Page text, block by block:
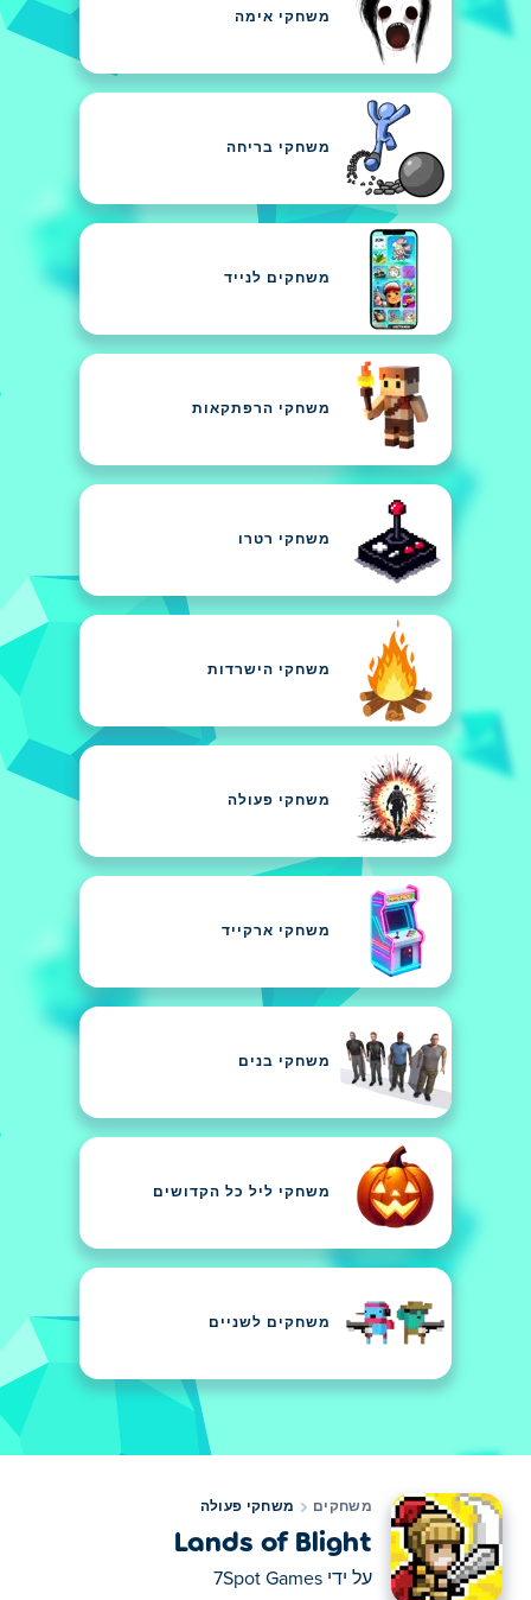
משחקי אימה
משחקי בריחה
משחקים לנייד
משחקי הרפתקאות
משחקי רטרו
משחקי הישרדות
משחקי פעולה
משחקי ארקייד
משחקי בנים
משחקי ליל כל הקדושים
משחקים לשניים
משחקים משחקי פעולה
Lands of Blight
על ידי 7Spot Games